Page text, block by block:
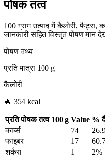
पोषक तत्व
100 ग्राम उत्पाद में कैलोरी, फैट्स,
जानकारी सहित विस्तृत पोषण मान
पोषण तथ्य
प्रति मात्रा 100 g
कैलोरी
🔥 354 kcal
प्रति पोषक तत्व 100 g Value %
कार्ब्स
74
फाइबर
17
शर्करा
1
2%